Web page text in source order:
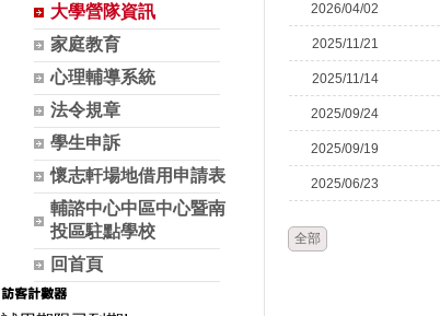
大學營隊資訊
家庭教育
心理輔導系統
法令規章
學生申訴
懷志軒場地借用申請表
輔諮中心中區中心暨南
投區駐點學校
回首頁
2026/04/02
2025/11/21
2025/11/14
2025/09/24
2025/09/19
2025/06/23
全部